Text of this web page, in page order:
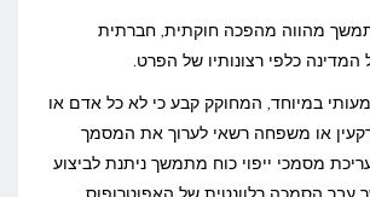
מהווה מהפכה חוקתית, חברתית
כלפי רצונותיו של הפרט.
במיוחד, המחוקק קבע כי לא כל אדם או
או משפחה רשאי לערוך את המסמך
מסמכי ייפוי כוח מתמשך ניתנת לביצוע